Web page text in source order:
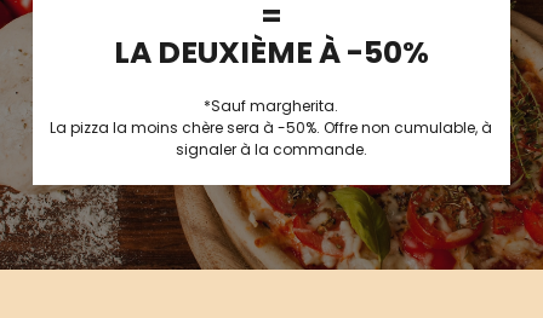
=
LA DEUXIÈME À -50%
*Sauf margherita.
La pizza la moins chère sera à -50%. Offre non cumulable, à
signaler à la commande.